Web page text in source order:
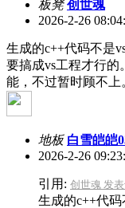
板凳 创世魂
2026-2-26
生成的c++代码不是
要搞成vs工程才行的
能，不过暂时顾不上
地板 白雪皑皑
2026-2-26
引用: 创世魂 发
生成的c++代